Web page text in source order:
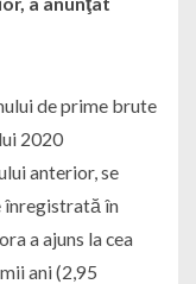
de prime brute
2020
anterior, se
înregistrată în
a ajuns la cea
ani (2,95